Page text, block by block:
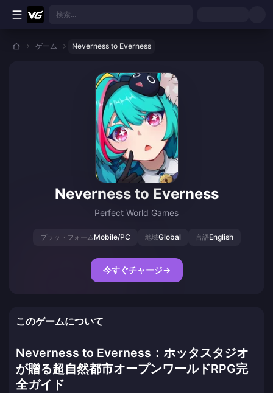
メインコンテンツへスキップ
検索...
ゲーム Neverness to Everness
Neverness to Everness
Perfect World Games
プラットフォームMobile/PC 地域Global 言語English
今すぐチャージ→
このゲームについて
Neverness to Everness：ホッタスタジオ
が贈る超自然都市オープンワールドRPG完
全ガイド